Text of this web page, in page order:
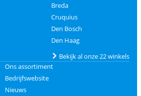
Breda
Cruquius
Den Bosch
Den Haag
Bekijk al onze 22 winkels
Ons assortiment
Bedrijfswebsite
Nieuws